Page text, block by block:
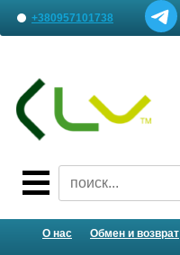
+380957101738
Письмо менеджеру
О нас Обмен и возврат